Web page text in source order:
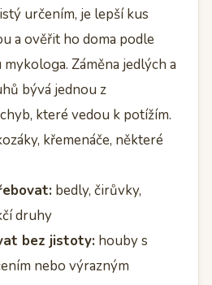
určením, je lepší kus
a ověřit ho doma podle
Záměna jedlých a
bývá jednou z
které vedou k potížím.
křemenáče, některé
bedly, čirůvky,
druhy
bez jistoty: houby s
nebo výrazným